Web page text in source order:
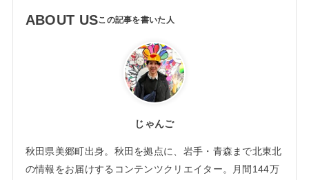
ABOUT US
じゃんご
秋田県美郷町出身。秋田を拠点に、岩手・青森まで北東北
の情報をお届けするコンテンツクリエイター。月間144万